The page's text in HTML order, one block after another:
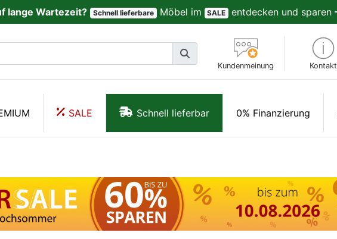
lange Wartezeit? Schnell lieferbare Möbel im SALE entdecken und sparen
Kundenmeinung Kontakt
SALE Schnell lieferbar 0% Finanzierung